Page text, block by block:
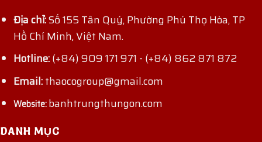
Địa chỉ:Số 155 Tân Quý, Phường Phú Thọ Hòa, TP
Hồ Chí Minh, Việt Nam.
Hotline:(+84) 909 171 971 - (+84) 862 871 872
Email:thaocogroup@gmail.com
Website:banhtrungthungon.com
DANH MỤC